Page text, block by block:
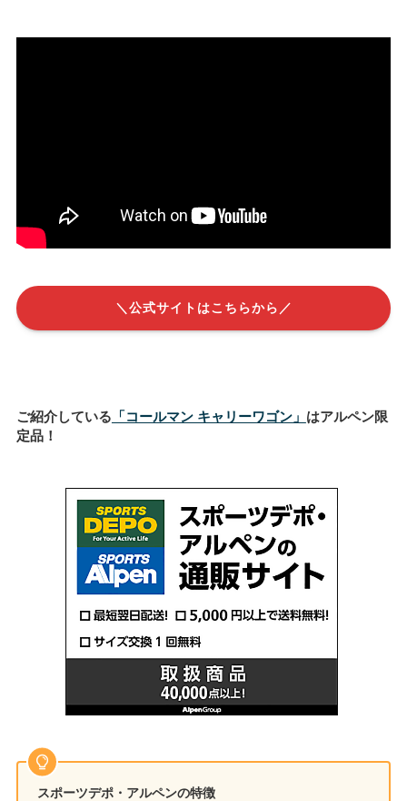
＼公式サイトはこちらから／
ご紹介している 「コールマン キャリーワゴン」 はアルペン限
定品！
スポーツデポ・アルペンの特徴